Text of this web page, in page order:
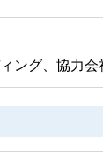
ング、協力